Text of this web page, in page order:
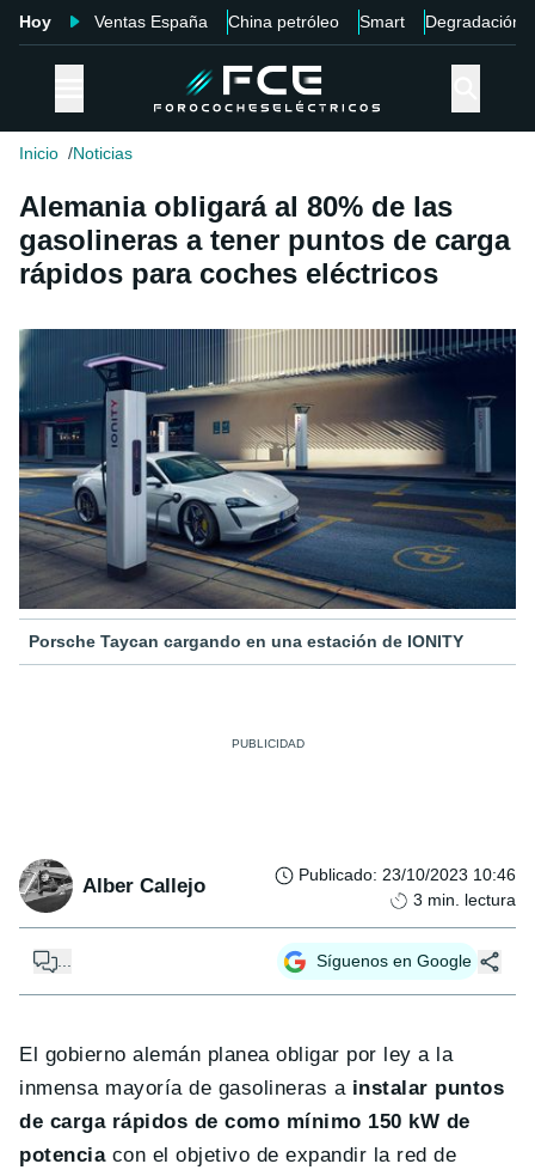
Hoy Ventas España China petróleo Smart Degradación
Inicio Noticias
Alemania obligará al 80% de las
gasolineras a tener puntos de carga
rápidos para coches eléctricos
Porsche Taycan cargando en una estación de IONITY
Alber Callejo Publicado: 23/10/2023 10:46
3 min. lectura
... Síguenos en Google
El gobierno alemán planea obligar por ley a la
inmensa mayoría de gasolineras a instalar puntos
de carga rápidos de como mínimo 150 kW de
potenciacon el objetivo de expandir la red de